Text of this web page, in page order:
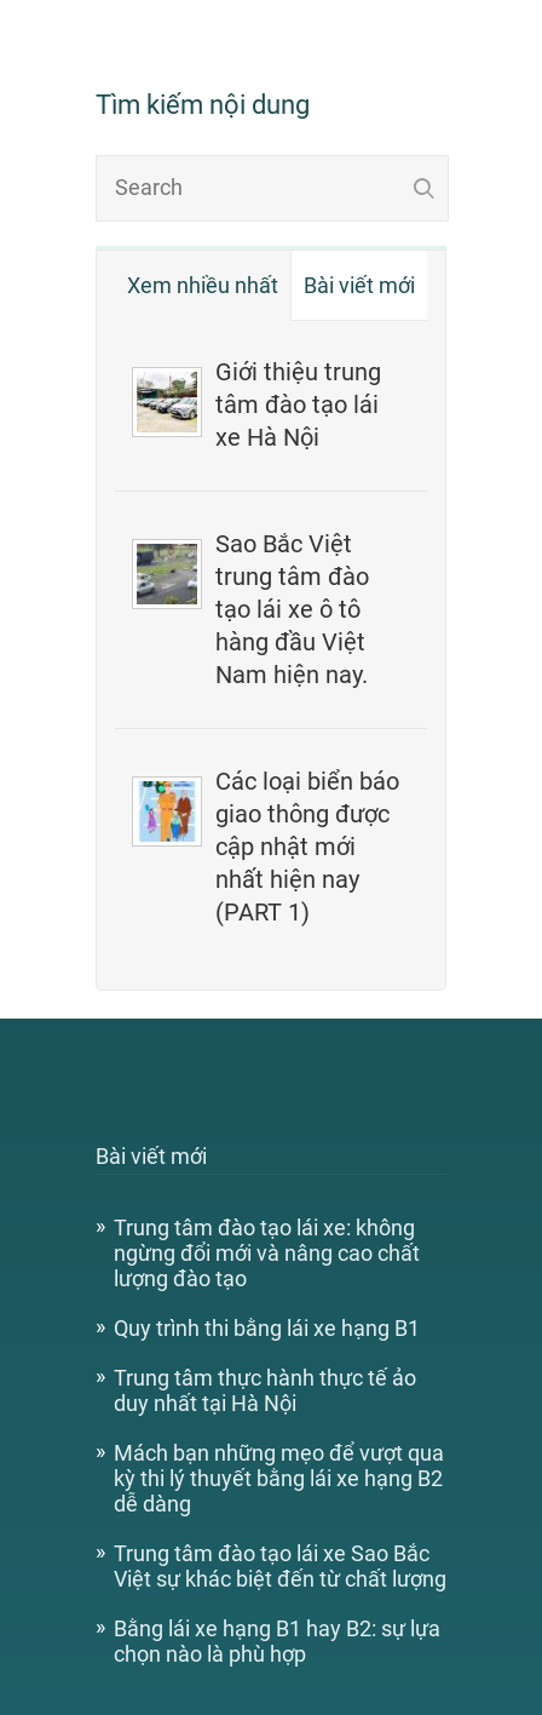
Tìm kiếm nội dung
Xem nhiều nhất Bài viết mới
Giới thiệu trung
tâm đào tạo lái
xe Hà Nội
Sao Bắc Việt
trung tâm đào
tạo lái xe ô tô
hàng đầu Việt
Nam hiện nay.
Các loại biển báo
giao thông được
cập nhật mới
nhất hiện nay
(PART 1)
Bài viết mới
Trung tâm đào tạo lái xe: không
ngừng đổi mới và nâng cao chất
lượng đào tạo
Quy trình thi bằng lái xe hạng B1
Trung tâm thực hành thực tế ảo
duy nhất tại Hà Nội
Mách bạn những mẹo để vượt qua
kỳ thi lý thuyết bằng lái xe hạng B2
dễ dàng
Trung tâm đào tạo lái xe Sao Bắc
Việt sự khác biệt đến từ chất lượng
Bằng lái xe hạng B1 hay B2: sự lựa
chọn nào là phù hợp